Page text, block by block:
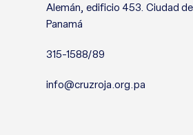
Alemán, edificio 453. Ciudad de
Panamá
315-1588/89
info@cruzroja.org.pa